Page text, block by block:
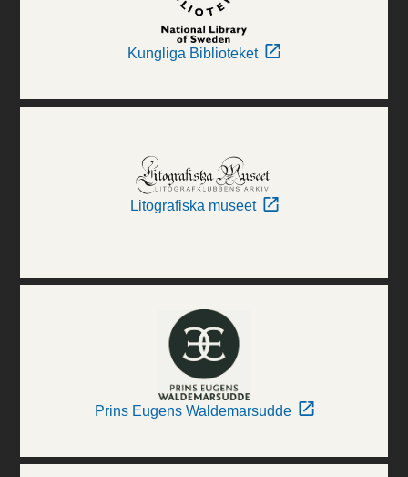
Kungliga Biblioteket
Litografiska museet
Prins Eugens Waldemarsudde